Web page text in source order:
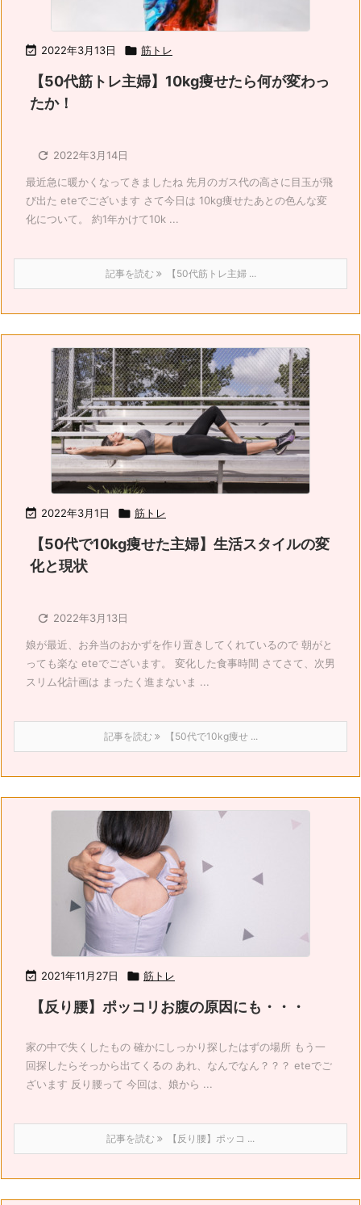
 2022年3月13日  筋トレ
【50代筋トレ主婦】10kg痩せたら何が変わっ
たか！
 2022年3月14日
最近急に暖かくなってきましたね 先月のガス代の高さに目玉が飛
び出た eteでございます さて今日は 10kg痩せたあとの色んな変
化について。 約1年かけて10k ...
記事を読む 【50代筋トレ主婦 ...
 2022年3月1日  筋トレ
【50代で10kg痩せた主婦】生活スタイルの変
化と現状
 2022年3月13日
娘が最近、お弁当のおかずを作り置きしてくれているので 朝がと
っても楽な eteでございます。 変化した食事時間 さてさて、次男
スリム化計画は まったく進まないま ...
記事を読む 【50代で10kg痩せ ...
 2021年11月27日  筋トレ
【反り腰】ポッコリお腹の原因にも・・・
家の中で失くしたもの 確かにしっかり探したはずの場所 もう一
回探したらそっから出てくるの あれ、なんでなん？？？ eteでご
ざいます 反り腰って 今回は、娘から ...
記事を読む 【反り腰】ポッコ ...